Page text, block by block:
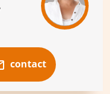
contact